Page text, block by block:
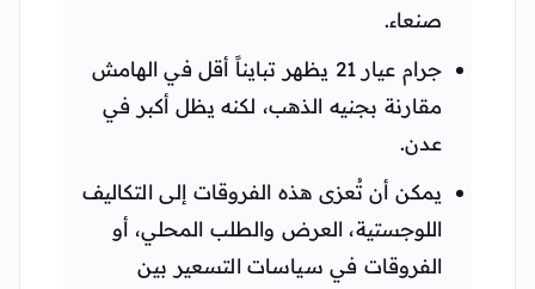
صنعاء.
جرام عيار 21 يظهر تبايناً أقل في الهامش
مقارنة بجنيه الذهب، لكنه يظل أكبر في
عدن.
يمكن أن تُعزى هذه الفروقات إلى التكاليف
اللوجستية، العرض والطلب المحلي، أو
الفروقات في سياسات التسعير بين